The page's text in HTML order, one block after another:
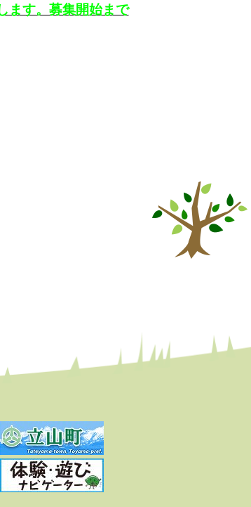
ます。募集開始まで